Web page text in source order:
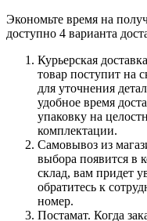
Экономьте время на
доступно 4 варианта
Курьерская
товар поступит на
для уточнения
удобное время
упаковку на
комплектации.
Самовывоз из
выбора появится в
склад, вам придет
обратитесь к
номер.
Постамат. Когда